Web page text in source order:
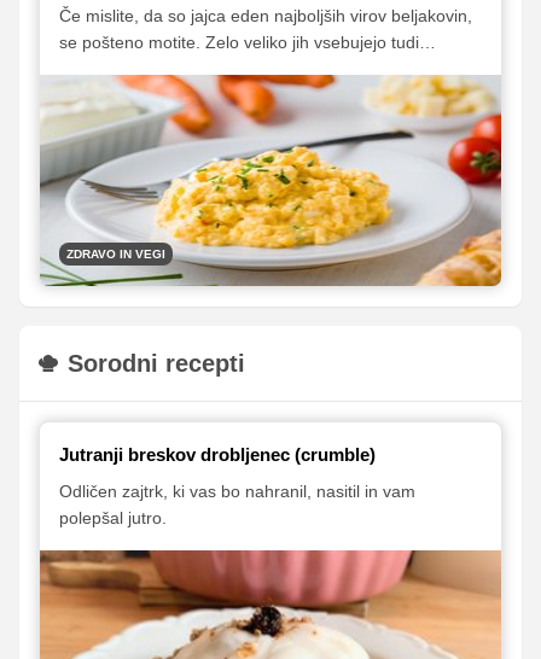
Če mislite, da so jajca eden najboljših virov beljakovin,
se pošteno motite. Zelo veliko jih vsebujejo tudi
malce presenetiti.
ZDRAVO IN VEGI
Sorodni recepti
Jutranji breskov drobljenec (crumble)
Odličen zajtrk, ki vas bo nahranil, nasitil in vam
polepšal jutro.